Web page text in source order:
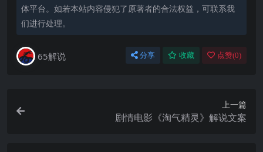
体平台。如若本站内容侵犯了原著者的合法权益，可联系我
们进行处理。
65解说 分享 收藏 点赞(0)
上一篇
剧情电影《淘气精灵》解说文案